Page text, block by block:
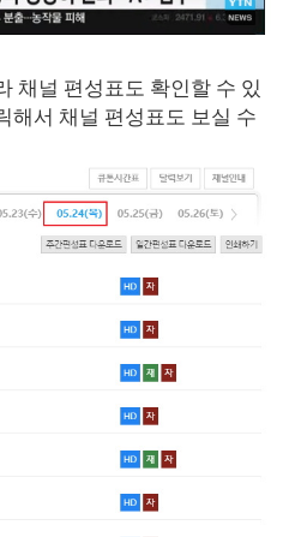
채널 편성표도 확인할 수 있
해서 채널 편성표도 보실 수